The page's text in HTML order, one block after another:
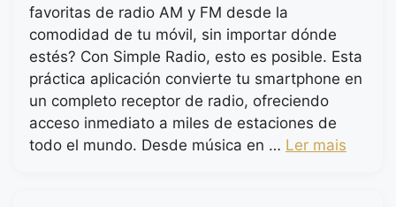
favoritas de radio AM y FM desde la
comodidad de tu móvil, sin importar dónde
estés? Con Simple Radio, esto es posible. Esta
práctica aplicación convierte tu smartphone en
un completo receptor de radio, ofreciendo
acceso inmediato a miles de estaciones de
todo el mundo. Desde música en … Ler mais